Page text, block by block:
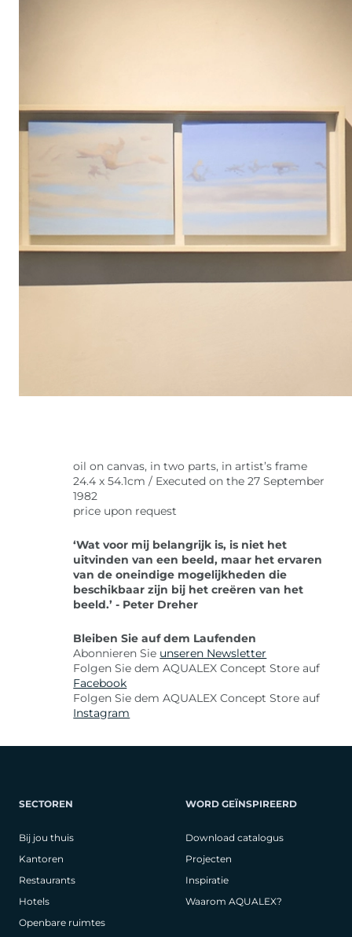
oil on canvas, in two parts, in artist’s frame
24.4 x 54.1cm / Executed on the 27 September
1982
price upon request
‘Wat voor mij belangrijk is, is niet het
uitvinden van een beeld, maar het ervaren
van de oneindige mogelijkheden die
beschikbaar zijn bij het creëren van het
beeld.’ - Peter Dreher
Bleiben Sie auf dem Laufenden
Abonnieren Sie unseren Newsletter
Folgen Sie dem AQUALEX Concept Store auf
Facebook
Folgen Sie dem AQUALEX Concept Store auf
Instagram
SECTOREN
Bij jou thuis
Kantoren
Restaurants
Hotels
Openbare ruimtes
WORD GEÏNSPIREERD
Download catalogus
Projecten
Inspiratie
Waarom AQUALEX?